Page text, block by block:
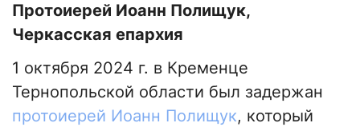
Протоиерей Иоанн Полищук,
Черкасская епархия
1 октября 2024 г. в Кременце
Тернопольской области был задержан
протоиерей Иоанн Полищук, который